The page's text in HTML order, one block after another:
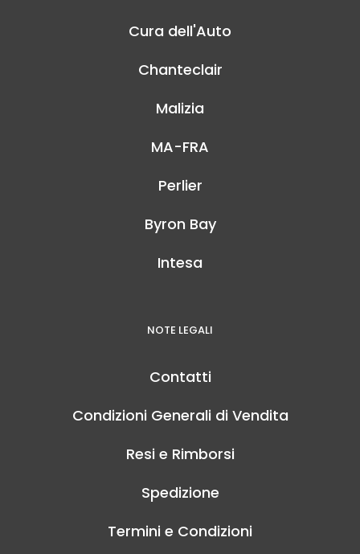
Cura dell'Auto
Chanteclair
Malizia
MA-FRA
Perlier
Byron Bay
Intesa
NOTE LEGALI
Contatti
Condizioni Generali di Vendita
Resi e Rimborsi
Spedizione
Termini e Condizioni